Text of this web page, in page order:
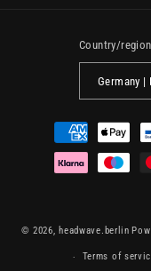
Country/region
Payment
methods
© 2026, headwave.berlin
Terms of